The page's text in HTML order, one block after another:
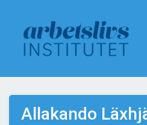
Allakando